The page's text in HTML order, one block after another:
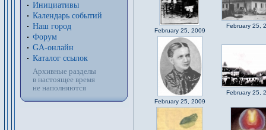
Инициативы
Календарь событий
Наш город
Форум
GA-онлайн
Каталог ссылок
Архивные разделы
в настоящее время
не наполняются
February 25, 2009
February 25,
February 25, 2009
February 25,